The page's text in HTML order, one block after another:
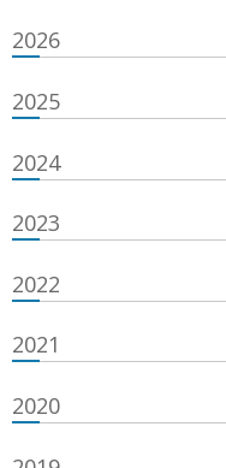
2026
2025
2024
2023
2022
2021
2020